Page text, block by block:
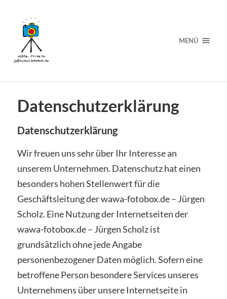
MENÜ
Datenschutzerklärung
Datenschutzerklärung
Wir freuen uns sehr über Ihr Interesse an
unserem Unternehmen. Datenschutz hat einen
besonders hohen Stellenwert für die
Geschäftsleitung der wawa-fotobox.de – Jürgen
Scholz. Eine Nutzung der Internetseiten der
wawa-fotobox.de – Jürgen Scholz ist
grundsätzlich ohne jede Angabe
personenbezogener Daten möglich. Sofern eine
betroffene Person besondere Services unseres
Unternehmens über unsere Internetseite in